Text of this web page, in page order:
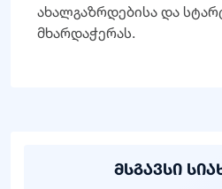
ახალგაზრდებისა და
მხარდაჭერას.
მსგავსი